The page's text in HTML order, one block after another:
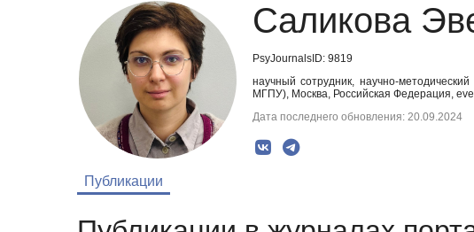
Саликова
PsyJournalsID: 9819
научный сотрудник, научно-
МГПУ), Москва, Российская Федерация,
Дата последнего обновления: 20.09.2024
Публикации